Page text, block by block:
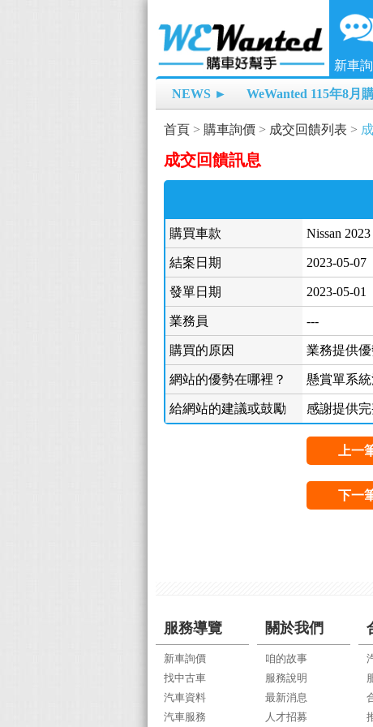
新車
NEWS ► WeWanted 115年8月
首頁 > 購車詢價 > 成交回饋列表 >
成交回饋訊息
購買車款 Nissan
結案日期 2023-05-07
發單日期 2023-05-01
業務員 ---
購買的原因 業務提供
網站的優勢在哪裡？ 懸賞單系
給網站的建議或鼓勵 感謝提供
上一
下一
服務導覽
新車詢價
找中古車
汽車資料
汽車服務
關於我們
咱的故事
服務說明
最新消息
人才招募